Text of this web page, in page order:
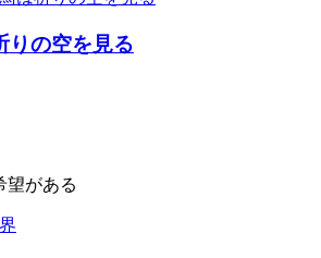
りの空を見る
望がある